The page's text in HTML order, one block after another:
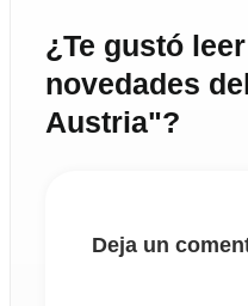
¿Te gustó
novedades
Austria"?
Deja un